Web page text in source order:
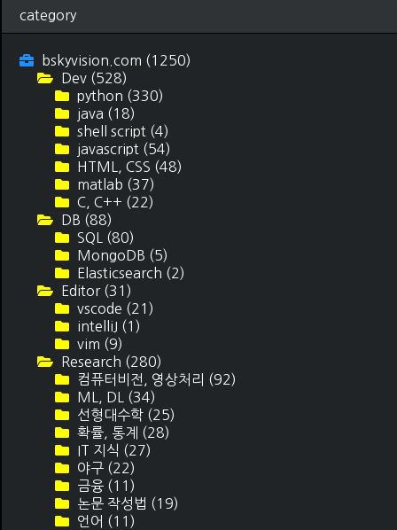
category
bskyvision.com (1250)
Dev (528)
python (330)
java (18)
shell script (4)
javascript (54)
HTML, CSS (48)
matlab (37)
C, C++ (22)
DB (88)
SQL (80)
MongoDB (5)
Elasticsearch (2)
Editor (31)
vscode (21)
intelliJ (1)
vim (9)
Research (280)
컴퓨터비전, 영상처리 (92)
ML, DL (34)
선형대수학 (25)
확률, 통계 (28)
IT 지식 (27)
야구 (22)
금융 (11)
논문 작성법 (19)
언어 (11)